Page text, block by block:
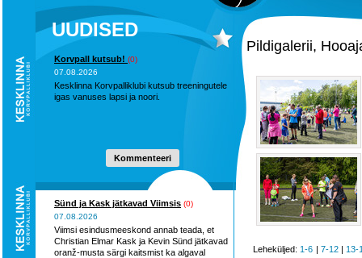
UUDISED
Korvpall kutsub! (0)
07.08.2026
Kesklinna Korvpalliklubi kutsub treeningutele
igas vanuses lapsi ja noori.
Kommenteeri
Sünd ja Kask jätkavad Viimsis (0)
07.08.2026
Viimsi esindusmeeskond annab teada, et
Christian Elmar Kask ja Kevin Sünd jätkavad
oranž-musta särgi kaitsmist ka algaval
Pildigalerii,
Leheküljed: 1-6 | 7-12| 13-